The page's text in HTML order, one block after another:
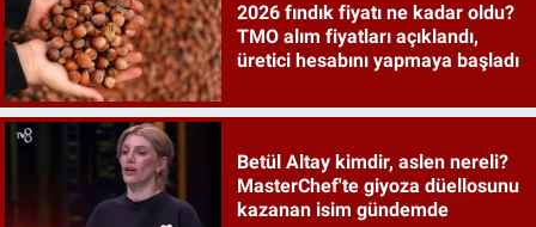
2026 fındık fiyatı ne kadar oldu?
TMO alım fiyatları açıklandı,
üretici hesabını yapmaya başladı
Betül Altay kimdir, aslen nereli?
MasterChef'te giyoza düellosunu
kazanan isim gündemde